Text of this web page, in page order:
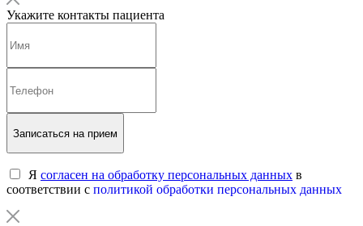
Укажите контакты пациента
Записаться на прием
Я согласен на обработку персональных данных в
соответствии с политикой обработки персональных данных